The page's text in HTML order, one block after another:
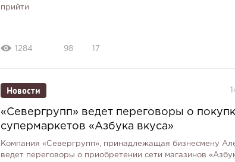
прийти
1284 98 17
Новости
«Севергрупп» ведет переговоры о
супермаркетов «Азбука вкуса»
Компания «Севергрупп», принадлежащая бизнесмену
ведет переговоры о приобретении сети магазинов